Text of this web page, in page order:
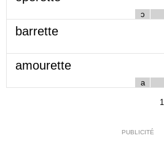
ɔ
barrette
amourette
a
1
PUBLICITÉ